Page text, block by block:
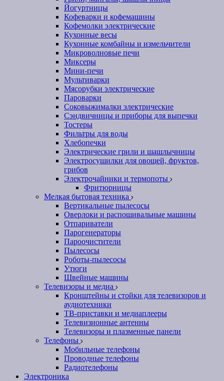
Йогуртницы
Кофеварки и кофемашины
Кофемолки электрические
Кухонные весы
Кухонные комбайны и измельчители
Микроволновые печи
Миксеры
Мини-печи
Мультиварки
Мясорубки электрические
Пароварки
Соковыжималки электрические
Сэндвичницы и приборы для выпечки
Тостеры
Фильтры для воды
Хлебопечки
Электрические грили и шашлычницы
Электросушилки для овощей, фруктов,
грибов
Электрочайники и термопоты
Фритюрницы
Мелкая бытовая техника
Вертикальные пылесосы
Оверлоки и распошивальные машины
Отпариватели
Парогенераторы
Пароочистители
Пылесосы
Роботы-пылесосы
Утюги
Швейные машины
Телевизоры и медиа
Кронштейны и стойки для телевизоров и
аудиотехники
ТВ-приставки и медиаплееры
Телевизионные антенны
Телевизоры и плазменные панели
Телефоны
Мобильные телефоны
Проводные телефоны
Радиотелефоны
Электроника